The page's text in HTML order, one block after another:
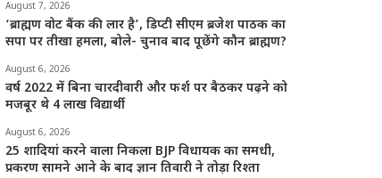
August 7, 2026
‘ब्राह्मण वोट बैंक की लार है’, डिप्टी सीएम ब्रजेश पाठक का
सपा पर तीखा हमला, बोले- चुनाव बाद पूछेंगे कौन ब्राह्मण?
August 6, 2026
वर्ष 2022 में बिना चारदीवारी और फर्श पर बैठकर पढ़ने को
मजबूर थे 4 लाख विद्यार्थी
August 6, 2026
25 शादियां करने वाला निकला BJP विधायक का समधी,
प्रकरण सामने आने के बाद ज्ञान तिवारी ने तोड़ा रिश्ता